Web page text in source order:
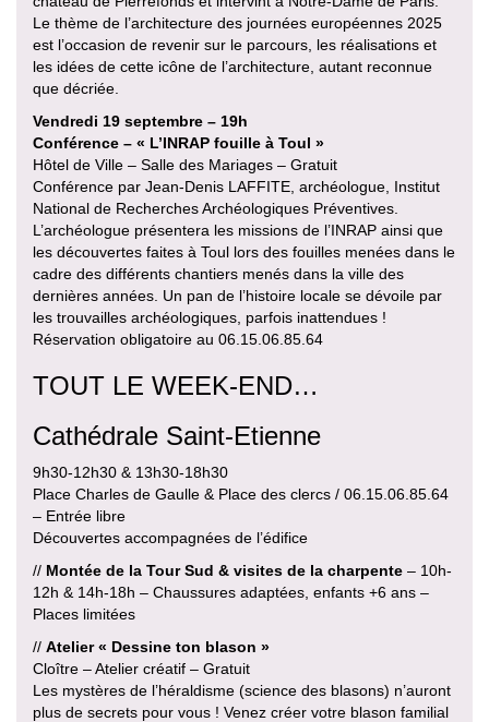
Le thème de l’architecture des journées européennes 2025
est l’occasion de revenir sur le parcours, les réalisations et
les idées de cette icône de l’architecture, autant reconnue
que décriée.
Vendredi 19 septembre – 19h
Conférence – « L’INRAP fouille à Toul »
Hôtel de Ville – Salle des Mariages – Gratuit
Conférence par Jean-Denis LAFFITE, archéologue, Institut
National de Recherches Archéologiques Préventives.
L’archéologue présentera les missions de l’INRAP ainsi que
les découvertes faites à Toul lors des fouilles menées dans le
cadre des différents chantiers menés dans la ville des
dernières années. Un pan de l’histoire locale se dévoile par
les trouvailles archéologiques, parfois inattendues !
Réservation obligatoire au 06.15.06.85.64
TOUT LE WEEK-END…
Cathédrale Saint-Etienne
9h30-12h30 & 13h30-18h30
Place Charles de Gaulle & Place des clercs / 06.15.06.85.64
– Entrée libre
Découvertes accompagnées de l’édifice
// Montée de la Tour Sud & visites de la charpente – 10h-
12h & 14h-18h – Chaussures adaptées, enfants +6 ans –
Places limitées
// Atelier « Dessine ton blason »
Cloître – Atelier créatif – Gratuit
Les mystères de l’héraldisme (science des blasons) n’auront
plus de secrets pour vous ! Venez créer votre blason familial